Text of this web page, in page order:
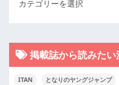
掲載誌から読みた
ITAN となりのヤングジャンプ